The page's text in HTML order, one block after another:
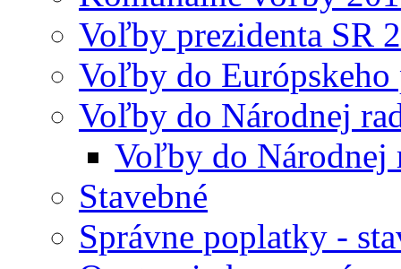
Voľby prezidenta SR
Voľby do Európskeho
Voľby do Národnej
Voľby do Národnej
Stavebné
Správne poplatky -